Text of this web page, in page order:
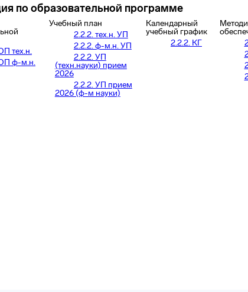
по образовательной программе
тех.н.
ф-м.н.
Учебный план
2.2.2. тех.н. УП
2.2.2. ф-м.н. УП
2.2.2. УП
(техн.науки) прием
2026
2.2.2. УП прием
2026 (ф-м науки)
Календарный
учебный график
2.2.2. КГ